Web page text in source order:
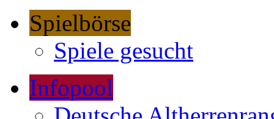
Spielbörse
Spiele gesucht
Infopool